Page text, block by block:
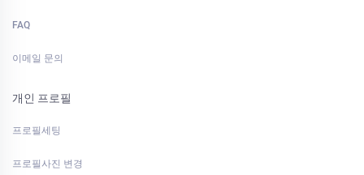
FAQ
이메일 문의
개인 프로필
프로필세팅
프로필사진 변경